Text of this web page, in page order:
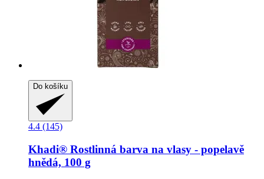
Do košíku
4.4 (145)
Khadi® Rostlinná barva na vlasy -​ popelavě
hnědá, 100 g